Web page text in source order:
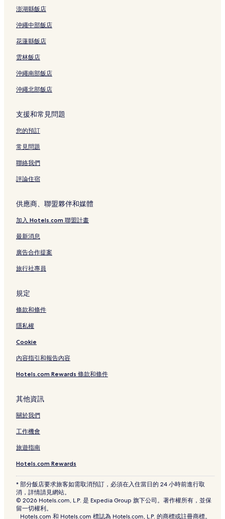
伊祖城蹟附近的飯店
城間飯店
北谷公園附近的飯店
美濱飯店
宜野灣海港附近的飯店
神宮寺附近的飯店
北谷町的親子飯店
北谷町的設有停車場的飯店
桑江的設有停車場的飯店
濱川的設有停車場的飯店
うるま市的旅館
うるま市的出租公寓
安座真燦爛海濱的出租公寓
與久田海灘的旅館
殘波海灘的出租公寓
前田的出租公寓
澎湖縣飯店
沖繩中部飯店
花蓮縣飯店
雲林飯店
沖繩南部飯店
沖繩北部飯店
支援和常見問題
您的預訂
常見問題
聯絡我們
評論住宿
供應商、聯盟夥伴和媒體
加入 Hotels.com 聯盟計畫
最新消息
廣告合作提案
旅行社專員
規定
條款和條件
隱私權
Cookie
內容指引和報告內容
Hotels.com Rewards 條款和條件
其他資訊
關於我們
工作機會
旅遊指南
Hotels.com Rewards
* 部分飯店要求旅客如需取消預訂，必須在入住當日的 24 小時前進行取
消，詳情請見網站。
© 2026 Hotels.com, L.P. 是 Expedia Group 旗下公司。著作權所有，並保
留一切權利。
Hotels.com 和 Hotels.com 標誌為 Hotels.com, L.P. 的商標或註冊商標。